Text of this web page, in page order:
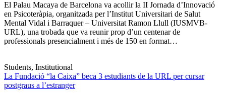
El Palau Macaya de Barcelona va acollir la II Jornada d’Innovació
en Psicoteràpia, organitzada per l’Institut Universitari de Salut
Mental Vidal i Barraquer – Universitat Ramon Llull (IUSMVB-
URL), una trobada que va reunir prop d’un centenar de
professionals presencialment i més de 150 en format…
Students, Institutional
La Fundació “la Caixa” beca 3 estudiants de la URL per cursar
postgraus a l’estranger